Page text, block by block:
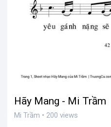
Hãy Mang - Mi Trầm
Mi Trầm • 200 views